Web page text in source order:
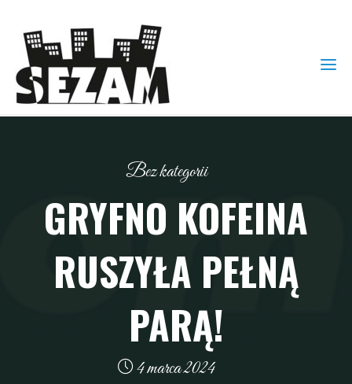
Bez kategorii
GRYFNO KOFEINA
RUSZYŁA PEŁNĄ
PARĄ!
4 marca 2024